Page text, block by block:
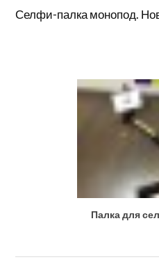
Селфи-палка монопод.
Палка для